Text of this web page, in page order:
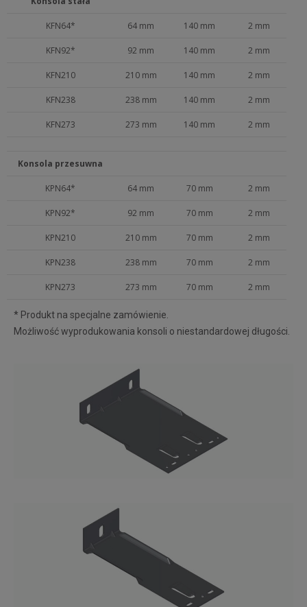
KFN64* 64 mm 140 mm 2 mm
KFN92* 92 mm 140 mm 2 mm
KFN210 210 mm 140 mm 2 mm
KFN238 238 mm 140 mm 2 mm
KFN273 273 mm 140 mm 2 mm
Konsola przesuwna
KPN64* 64 mm 70 mm 2 mm
KPN92* 92 mm 70 mm 2 mm
KPN210 210 mm 70 mm 2 mm
KPN238 238 mm 70 mm 2 mm
KPN273 273 mm 70 mm 2 mm
* Produkt na specjalne zamówienie.
Możliwość wyprodukowania konsoli o niestandardowej długości.